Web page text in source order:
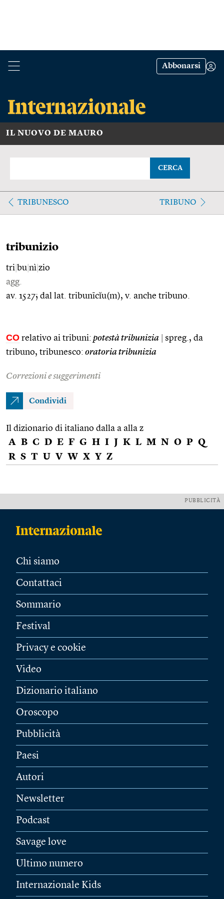
Abbonarsi
IL NUOVO DE MAURO
CERCA
TRIBUNESCO TRIBUNO
tribunizio
tri bu nì zio
agg.
av. 1527; dal lat. tribunīcĭu(m), v. anche tribuno.
CO relativo ai tribuni: potestà tribunizia
spreg., da
tribuno, tribunesco: oratoria tribunizia
Correzioni e suggerimenti
Condividi
Il dizionario di italiano dalla a alla z
A B C D E F G H I J K L M N O P Q
R S T U V W X Y Z
PUBBLICITÀ
Chi siamo
Contattaci
Sommario
Festival
Privacy e cookie
Video
Dizionario italiano
Oroscopo
Pubblicità
Paesi
Autori
Newsletter
Podcast
Savage love
Ultimo numero
Internazionale Kids